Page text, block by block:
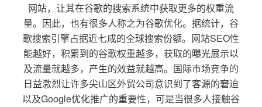
网站，让其在谷歌的搜索系统中获取更多的权重流
量。因此，也有很多人称之为谷歌优化。据统计，谷
歌搜索引擎占据近七成的全球搜索份额。网站SEO性
能越好，积累到的谷歌权重越多，获取的曝光展示以
及流量就越多，产生的效益就越高。国际市场竞争的
日益激烈让许多尖山区外贸公司意识到了客源的窘迫
以及Google优化推广的重要性，可是当很多人接触谷